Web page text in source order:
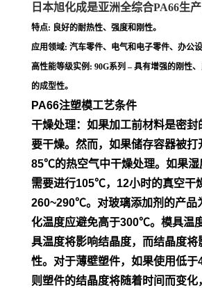
日本旭化成是亚洲全综合PA66生
特点: 良好的耐热性、强度和刚性。
应用领域: 汽车零件、电气和电子零件、办公设
高性能等级实例: 90G系列 – 具有增强的刚性
的成型性。
PA66注塑模工艺条件
干燥处理：如果加工前材料是密封
要干燥。然而，如果储存容器被打
85℃的热空气中干燥处理。如果
需要进行105℃，12小时的真空干
260~290℃。对玻璃添加剂的产
化温度应避免高于300℃。模具温
具温度将影响结晶度，而结晶度
性。对于薄壁塑件，如果使用低于
则塑件的结晶度将随着时间而变化